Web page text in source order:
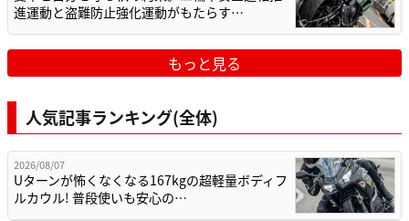
進運動と盗難防止強化運動がもたらす…
もっと見る
人気記事ランキング(全体)
2026/08/07
Uターンが怖くなくなる167kgの超軽量ボディフ
ルカウル! 普段使いも安心の…